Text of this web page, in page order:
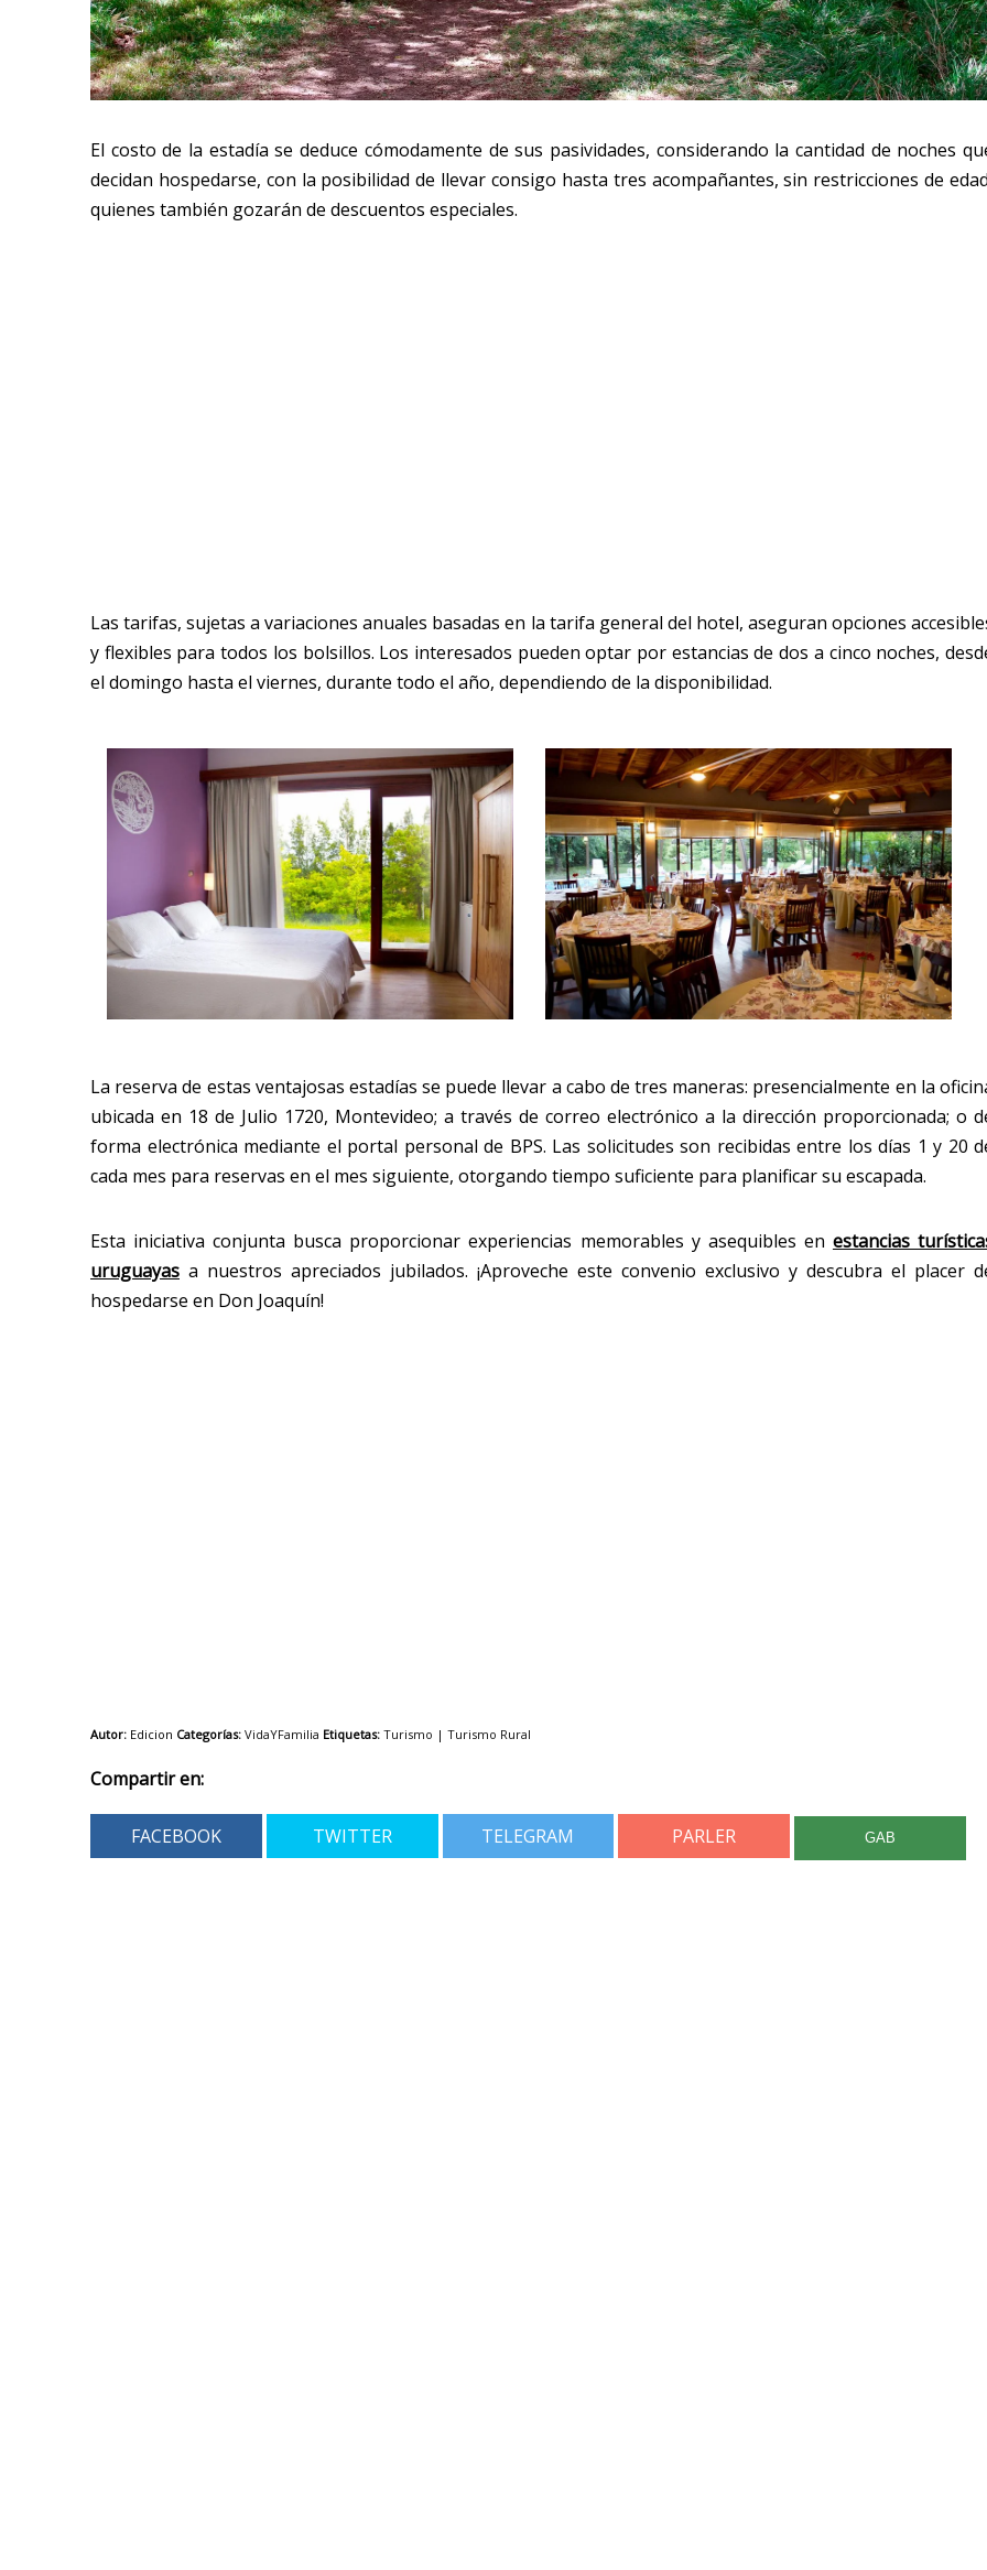
El costo de la estadía se deduce cómodamente de sus pasividades, considerando la cantidad de noches
decidan hospedarse, con la posibilidad de llevar consigo hasta tres acompañantes, sin restricciones de
quienes también gozarán de descuentos especiales.
Las tarifas, sujetas a variaciones anuales basadas en la tarifa general del hotel, aseguran opciones
y flexibles para todos los bolsillos. Los interesados pueden optar por estancias de dos a cinco noches,
el domingo hasta el viernes, durante todo el año, dependiendo de la disponibilidad.
La reserva de estas ventajosas estadías se puede llevar a cabo de tres maneras: presencialmente en la
ubicada en 18 de Julio 1720, Montevideo; a través de correo electrónico a la dirección proporcionada; o
forma electrónica mediante el portal personal de BPS. Las solicitudes son recibidas entre los días 1 y 20
cada mes para reservas en el mes siguiente, otorgando tiempo suficiente para planificar su escapada.
Esta iniciativa conjunta busca proporcionar experiencias memorables y asequibles en estancias
uruguayas a nuestros apreciados jubilados. ¡Aproveche este convenio exclusivo y descubra el placer
hospedarse en Don Joaquín!
Autor: Edicion Categorías: VidaYFamilia Etiquetas: Turismo | Turismo Rural
Compartir en:
FACEBOOK TWITTER TELEGRAM PARLER GAB